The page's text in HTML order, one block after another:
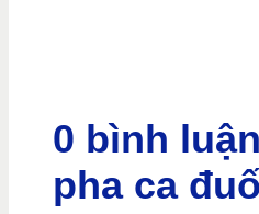
0 bình
pha ca